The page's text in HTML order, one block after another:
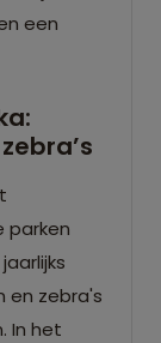
een
parken
en zebra's
In het